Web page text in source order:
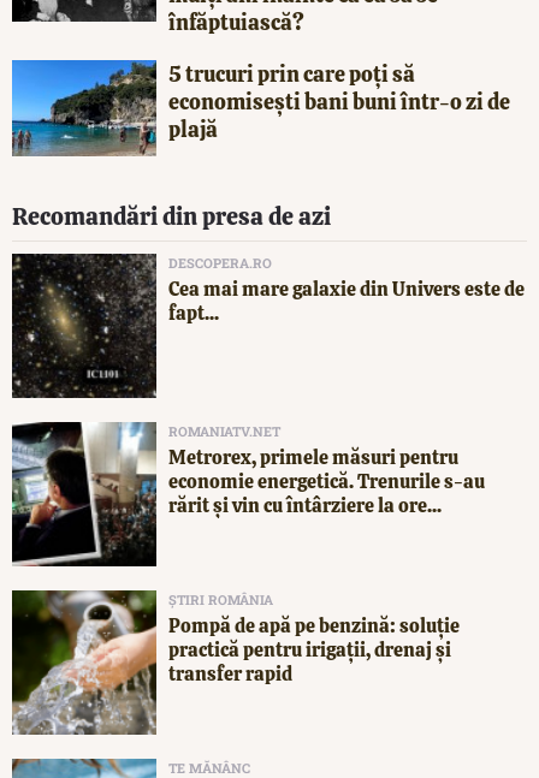
înfăptuiască?
5 trucuri prin care poți să
economisești bani buni într-o zi de
plajă
Recomandări din presa de azi
DESCOPERA.RO
Cea mai mare galaxie din Univers este de
fapt...
ROMANIATV.NET
Metrorex, primele măsuri pentru
economie energetică. Trenurile s-au
rărit și vin cu întârziere la ore...
ȘTIRI ROMÂNIA
Pompă de apă pe benzină: soluție
practică pentru irigații, drenaj și
transfer rapid
TE MĂNÂNC